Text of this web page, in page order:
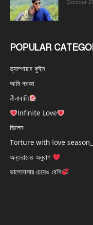
October
POPULAR
ভ্যাম্পায়ার কুইন
আমি পদ্মজা
লীলাবালি
Infinite Love
ভিলেন
Torture with love
অন্তরালের অনুরাগ
ভালোবাসার চেয়েও বেশি